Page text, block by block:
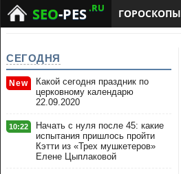
SEO-PES.RU ГОРОСКОПЫ
СЕГОДНЯ
New
Какой сегодня праздник по
церковному календарю
22.09.2020
10:22
Начать с нуля после 45: какие
испытания пришлось пройти
Кэтти из «Трех мушкетеров»
Елене Цыплаковой